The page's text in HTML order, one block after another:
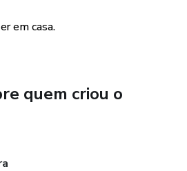
em casa.
quem criou o